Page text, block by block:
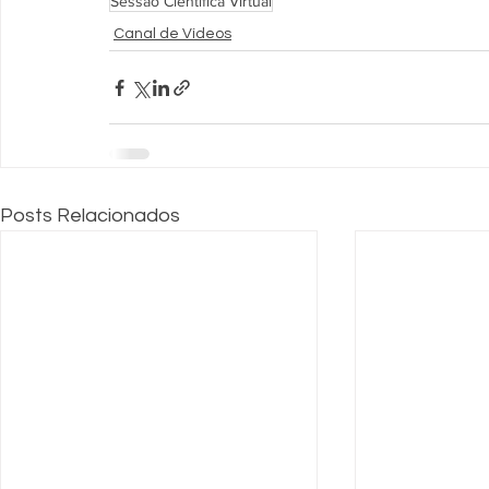
Canal de Vídeos
Posts Relacionados